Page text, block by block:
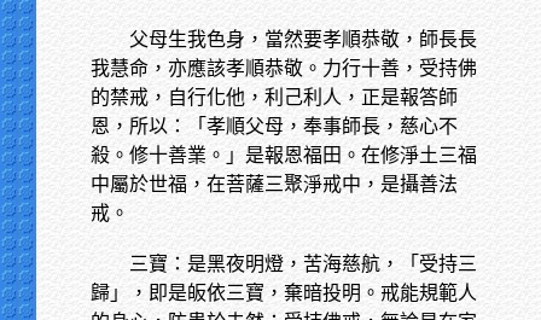
父母生我色身，當然要孝順恭敬，師長長
我慧命，亦應該孝順恭敬。力行十善，受持佛
的禁戒，自行化他，利己利人，正是報答師
恩，所以：「孝順父母，奉事師長，慈心不
殺。修十善業。」是報恩福田。在修淨土三福
中屬於世福，在菩薩三聚淨戒中，是攝善法
戒。
三寶：是黑夜明燈，苦海慈航，「受持三
歸」，即是皈依三寶，棄暗投明。戒能規範人